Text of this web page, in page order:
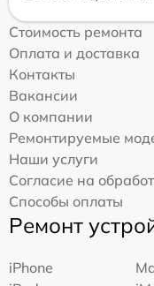
Стоимость ремонта
Оплата и доставка
Контакты
Вакансии
О компании
Ремонтируемые
Наши услуги
Согласие на
Способы оплаты
Ремонт
iPhone